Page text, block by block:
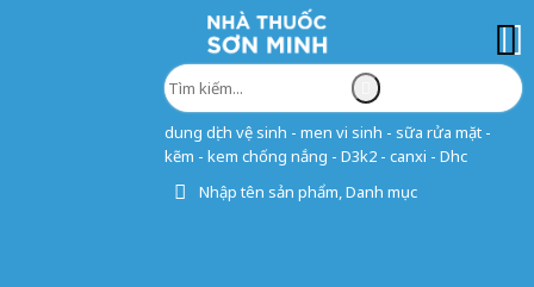
dung dịch vệ sinh - men vi sinh - sữa rửa mặt -
kẽm - kem chống nắng - D3k2 - canxi - Dhc
Nhập tên sản phẩm, Danh mục